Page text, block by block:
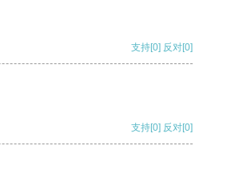
支持[0] 反对[0]
支持[0] 反对[0]